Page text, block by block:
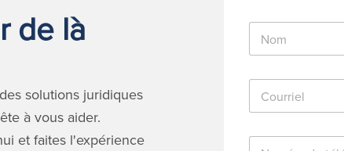
de là
solutions juridiques
à vous aider.
et faites l'expérience
N
m
C
u
N